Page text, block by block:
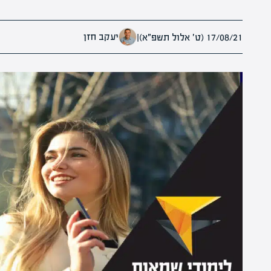
17/08/21 (ט׳ אלול תשפ״א) | יעקב חזן